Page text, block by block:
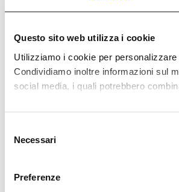
Selezione
consenso
Preferenze
Marketing